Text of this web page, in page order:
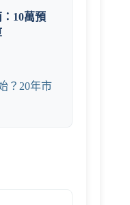
10萬預
？20年市